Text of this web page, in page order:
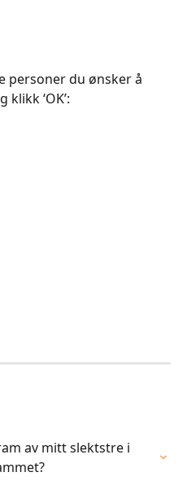
personer du ønsker å
‘OK’:
av mitt slektstre i